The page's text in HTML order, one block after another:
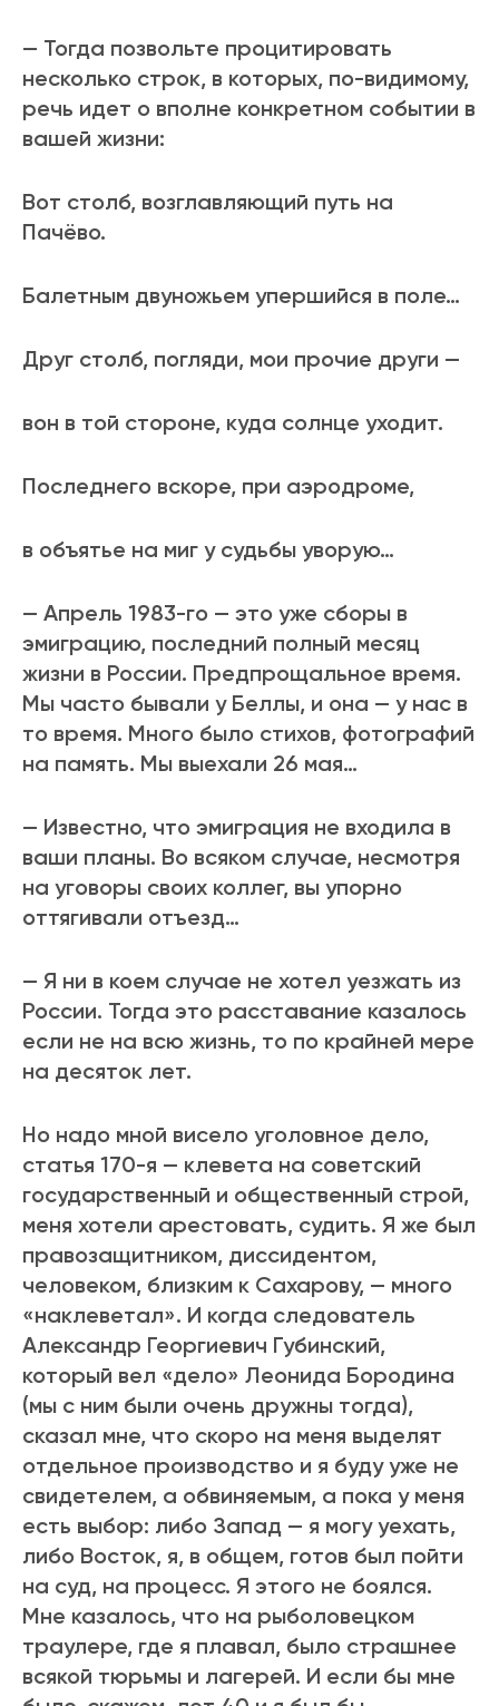
— Тогда позвольте процитировать
несколько строк, в которых, по-видимому,
речь идет о вполне конкретном событии в
вашей жизни:
Вот столб, возглавляющий путь на
Пачёво.
Балетным двуножьем упершийся в поле…
Друг столб, погляди, мои прочие други —
вон в той стороне, куда солнце уходит.
Последнего вскоре, при аэродроме,
в объятье на миг у судьбы уворую…
— Апрель 1983-го — это уже сборы в
эмиграцию, последний полный месяц
жизни в России. Предпрощальное время.
Мы часто бывали у Беллы, и она — у нас в
то время. Много было стихов, фотографий
на память. Мы выехали 26 мая…
— Известно, что эмиграция не входила в
ваши планы. Во всяком случае, несмотря
на уговоры своих коллег, вы упорно
оттягивали отъезд…
— Я ни в коем случае не хотел уезжать из
России. Тогда это расставание казалось
если не на всю жизнь, то по крайней мере
на десяток лет.
Но надо мной висело уголовное дело,
статья 170-я — клевета на советский
государственный и общественный строй,
меня хотели арестовать, судить. Я же был
правозащитником, диссидентом,
человеком, близким к Сахарову, — много
«наклеветал». И когда следователь
Александр Георгиевич Губинский,
который вел «дело» Леонида Бородина
(мы с ним были очень дружны тогда),
сказал мне, что скоро на меня выделят
отдельное производство и я буду уже не
свидетелем, а обвиняемым, а пока у меня
есть выбор: либо Запад — я могу уехать,
либо Восток, я, в общем, готов был пойти
на суд, на процесс. Я этого не боялся.
Мне казалось, что на рыболовецком
траулере, где я плавал, было страшнее
всякой тюрьмы и лагерей. И если бы мне